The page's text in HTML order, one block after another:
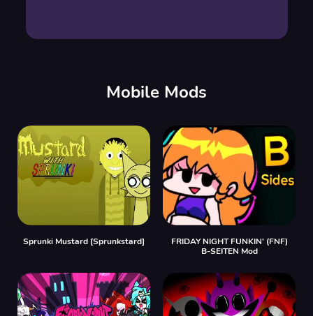
Mobile Mods
Sprunki Mustard [Sprunkstard]
FRIDAY NIGHT FUNKIN' (FNF)
B-SEITEN Mod